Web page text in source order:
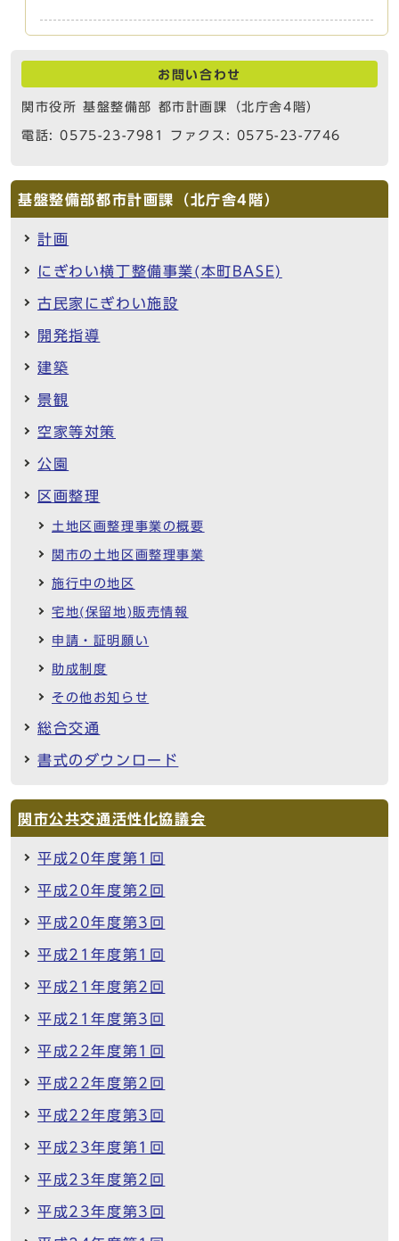
お問い合わせ
関市役所 基盤整備部 都市計画課（北庁舎4階）
電話: 0575-23-7981 ファクス: 0575-23-7746
基盤整備部都市計画課（北庁舎4階）
計画
にぎわい横丁整備事業(本町BASE)
古民家にぎわい施設
開発指導
建築
景観
空家等対策
公園
区画整理
土地区画整理事業の概要
関市の土地区画整理事業
施行中の地区
宅地(保留地)販売情報
申請・証明願い
助成制度
その他お知らせ
総合交通
書式のダウンロード
関市公共交通活性化協議会
平成20年度第1回
平成20年度第2回
平成20年度第3回
平成21年度第1回
平成21年度第2回
平成21年度第3回
平成22年度第1回
平成22年度第2回
平成22年度第3回
平成23年度第1回
平成23年度第2回
平成23年度第3回